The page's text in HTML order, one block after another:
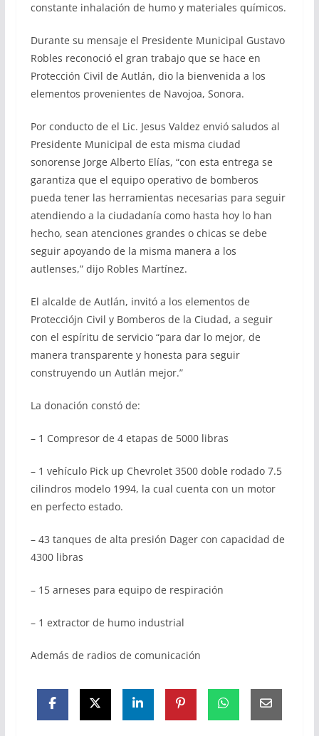
constante inhalación de humo y materiales químicos.
Durante su mensaje el Presidente Municipal Gustavo
Robles reconoció el gran trabajo que se hace en
Protección Civil de Autlán, dio la bienvenida a los
elementos provenientes de Navojoa, Sonora.
Por conducto de el Lic. Jesus Valdez envió saludos al
Presidente Municipal de esta misma ciudad
sonorense Jorge Alberto Elías, “con esta entrega se
garantiza que el equipo operativo de bomberos
pueda tener las herramientas necesarias para seguir
atendiendo a la ciudadanía como hasta hoy lo han
hecho, sean atenciones grandes o chicas se debe
seguir apoyando de la misma manera a los
autlenses,” dijo Robles Martínez.
El alcalde de Autlán, invitó a los elementos de
Protecciójn Civil y Bomberos de la Ciudad, a seguir
con el espíritu de servicio “para dar lo mejor, de
manera transparente y honesta para seguir
construyendo un Autlán mejor.”
La donación constó de:
– 1 Compresor de 4 etapas de 5000 libras
– 1 vehículo Pick up Chevrolet 3500 doble rodado 7.5
cilindros modelo 1994, la cual cuenta con un motor
en perfecto estado.
– 43 tanques de alta presión Dager con capacidad de
4300 libras
– 15 arneses para equipo de respiración
– 1 extractor de humo industrial
Además de radios de comunicación